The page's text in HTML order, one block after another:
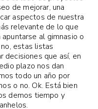
de mejorar, una
aspectos de nuestra
relevante de lo que
al gimnasio o
estas listas
decisiones que así, en
plazo nos dan
todo un año por
o no. Ok. Está bien
demos tiempo y